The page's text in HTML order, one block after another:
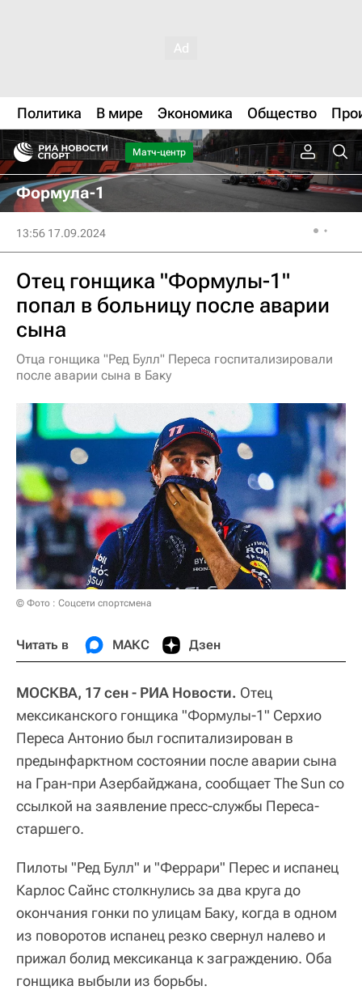
Политика В мире Экономика Общество
Матч-центр
Формула-1
13:56 17.09.2024
Отец гонщика "Формулы-1"
попал в больницу после аварии
сына
Отца гонщика "Ред Булл" Переса госпитализировали
после аварии сына в Баку
© Фото : Соцсети спортсмена
Читать в МАКС Дзен
МОСКВА, 17 сен - РИА Новости. Отец
мексиканского гонщика "Формулы-1" Серхио
Переса Антонио был госпитализирован в
предынфарктном состоянии после аварии сына
на Гран-при Азербайджана, сообщает The Sun со
ссылкой на заявление пресс-службы Переса-
старшего.
Пилоты "Ред Булл" и "Феррари" Перес и испанец
Карлос Сайнс столкнулись за два круга до
окончания гонки по улицам Баку, когда в одном
из поворотов испанец резко свернул налево и
прижал болид мексиканца к заграждению. Оба
гонщика выбыли из борьбы.